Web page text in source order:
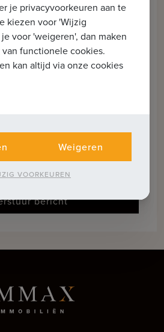
*
deprivacy voorwaarden.
bericht
je privacyvoorkeuren aan te
kiezen voor 'Wijzig
voor 'weigeren', dan maken
functionele cookies.
kan altijd via onze cookies
Weigeren
VOORKEUREN